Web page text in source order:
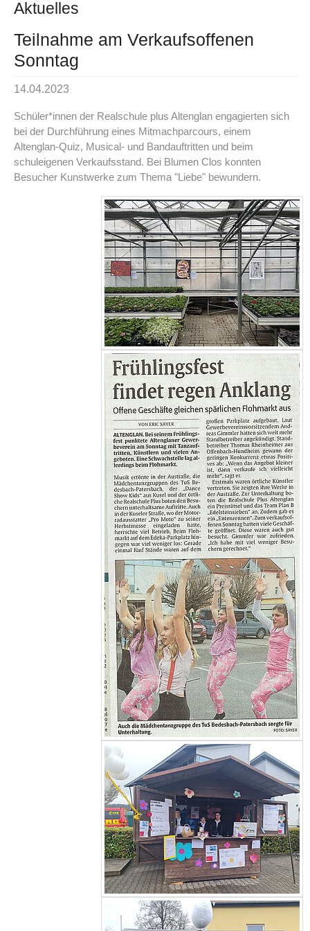
Aktuelles
Teilnahme am Verkaufsoffenen
Sonntag
14.04.2023
Schüler*innen der Realschule plus Altenglan engagierten sich
bei der Durchführung eines Mitmachparcours, einem
Altenglan-Quiz, Musical- und Bandauftritten und beim
schuleigenen Verkaufsstand. Bei Blumen Clos konnten
Besucher Kunstwerke zum Thema "Liebe" bewundern.